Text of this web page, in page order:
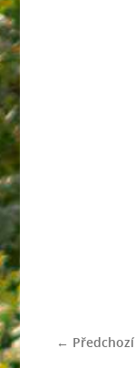
← Předchozí